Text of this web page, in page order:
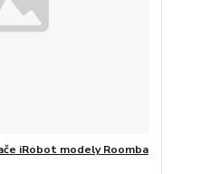
iRobot modely Roomba